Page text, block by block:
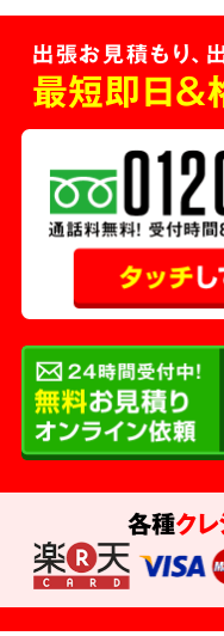
出張お見積もり
最短即日＆
各種ク